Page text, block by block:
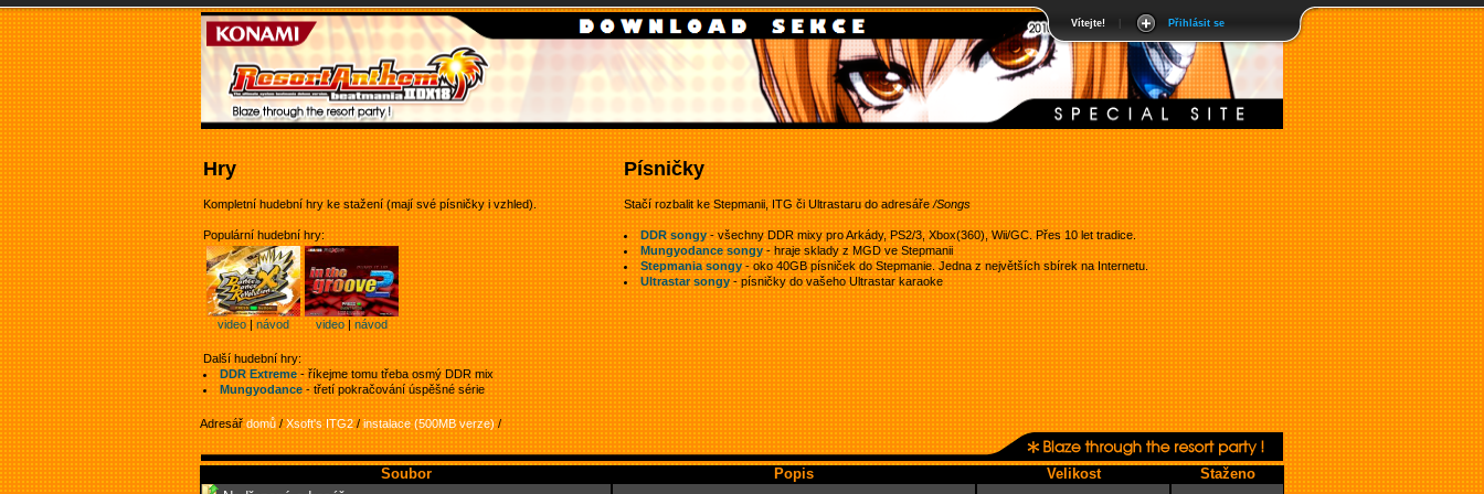
Vítejte! Přihlásit se
Hry
Kompletní hudební hry ke stažení (mají své písničky i vzhled).
Populární hudební hry:
video|návod video|návod
Další hudební hry:
DDR Extreme- říkejme tomu třeba osmý DDR mix
Mungyodance- třetí pokračování úspěšné série
Písničky
Stačí rozbalit ke Stepmanii, ITG či Ultrastaru do adresáře/Songs
DDR songy- všechny DDR mixy pro Arkády, PS2/3, Xbox(360), Wii/GC. Přes 10 let tradice.
Mungyodance songy- hraje sklady z MGD ve Stepmanii
Stepmania songy- oko 40GB písniček do Stepmanie. Jedna z největších sbírek na Internetu.
Ultrastar songy- písničky do vašeho Ultrastar karaoke
Adresářdomů/Xsoft's ITG2/instalace (500MB verze)/
Soubor Popis Velikost
Staženo